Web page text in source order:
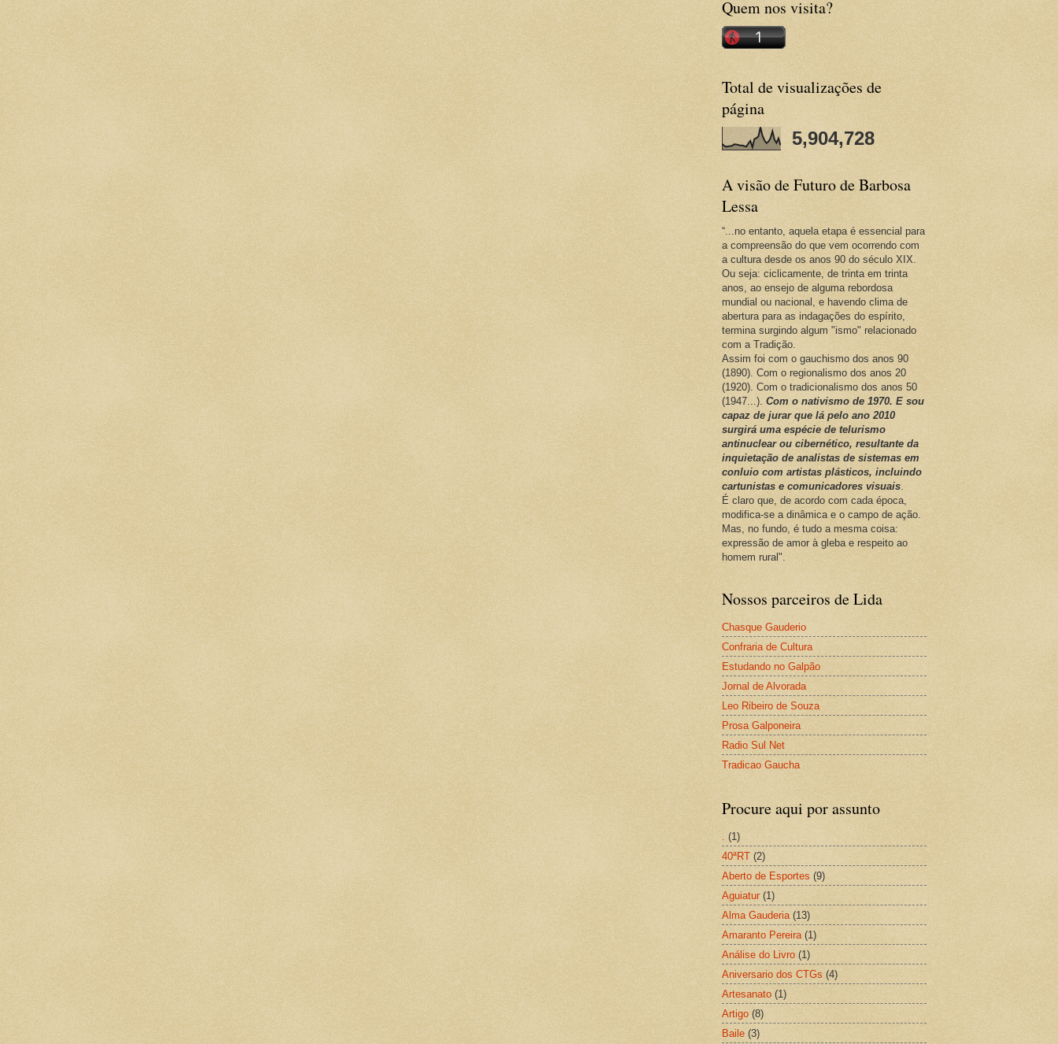
Quem nos visita?
Total de visualizações de
página
5,904,728
A visão de Futuro de Barbosa
Lessa
“...no entanto, aquela etapa é essencial para
a compreensão do que vem ocorrendo com
a cultura desde os anos 90 do século XIX.
Ou seja: ciclicamente, de trinta em trinta
anos, ao ensejo de alguma rebordosa
mundial ou nacional, e havendo clima de
abertura para as indagações do espírito,
termina surgindo algum "ismo" relacionado
com a Tradição.
Assim foi com o gauchismo dos anos 90
(1890). Com o regionalismo dos anos 20
(1920). Com o tradicionalismo dos anos 50
(1947...). Com o nativismo de 1970. E sou
capaz de jurar que lá pelo ano 2010
surgirá uma espécie de telurismo
antinuclear ou cibernético, resultante da
inquietação de analistas de sistemas em
conluio com artistas plásticos, incluindo
cartunistas e comunicadores visuais.
É claro que, de acordo com cada época,
modifica-se a dinâmica e o campo de ação.
Mas, no fundo, é tudo a mesma coisa:
expressão de amor à gleba e respeito ao
homem rural".
Nossos parceiros de Lida
Chasque Gauderio
Confraria de Cultura
Estudando no Galpão
Jornal de Alvorada
Leo Ribeiro de Souza
Prosa Galponeira
Radio Sul Net
Tradicao Gaucha
Procure aqui por assunto
(1)
40ªRT (2)
Aberto de Esportes (9)
Aguiatur (1)
Alma Gauderia (13)
Amaranto Pereira (1)
Análise do Livro (1)
Aniversario dos CTGs (4)
Artesanato (1)
Artigo (8)
Baile (3)